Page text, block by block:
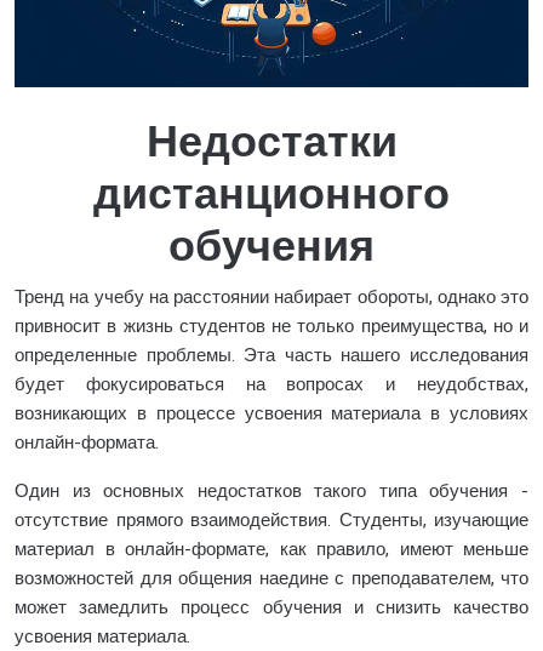
Недостатки
дистанционного
обучения
Тренд на учебу на расстоянии набирает обороты, однако это
привносит в жизнь студентов не только преимущества, но и
определенные проблемы. Эта часть нашего исследования
будет фокусироваться на вопросах и неудобствах,
возникающих в процессе усвоения материала в условиях
онлайн-формата.
Один из основных недостатков такого типа обучения -
отсутствие прямого взаимодействия. Студенты, изучающие
материал в онлайн-формате, как правило, имеют меньше
возможностей для общения наедине с преподавателем, что
может замедлить процесс обучения и снизить качество
усвоения материала.